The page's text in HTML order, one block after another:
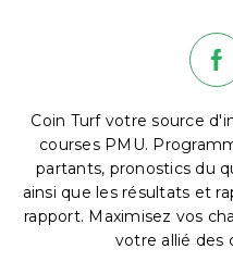
Coin Turf votre source
courses PMU.
partants, pronostics du
ainsi que les résultats et
rapport. Maximisez vos
votre allié des